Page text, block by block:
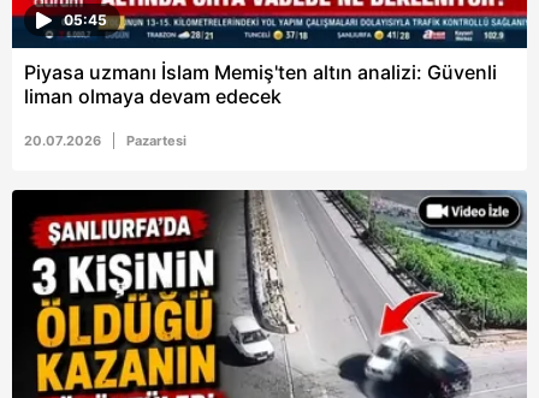
05:45
Piyasa uzmanı İslam Memiş'ten altın analizi: Güvenli
liman olmaya devam edecek
20.07.2026 Pazartesi